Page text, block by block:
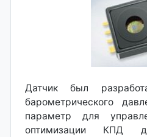
Датчик был
барометрического
параметр для
оптимизации КПД